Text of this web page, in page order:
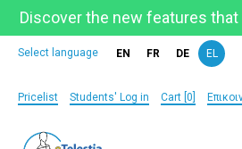
Select language EN FR DE EL
Pricelist Students' Log in Cart [0]